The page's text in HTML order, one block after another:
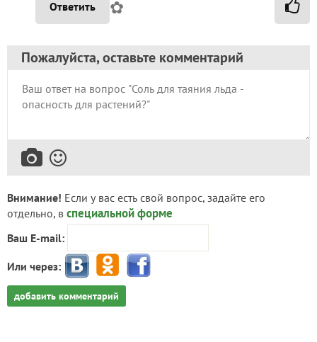
Ответить ✿
Пожалуйста, оставьте комментарий
Внимание! Если у вас есть свой вопрос, задайте его
отдельно, в специальной форме
Ваш E-mail:
Или через:
добавить комментарий